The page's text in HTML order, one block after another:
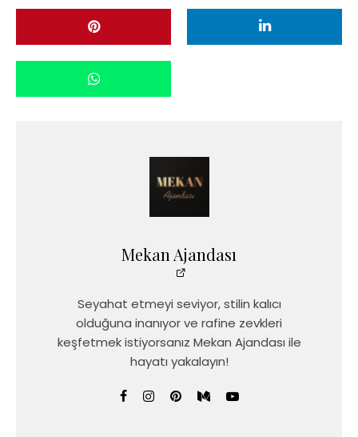
Mekan Ajandası
Seyahat etmeyi seviyor, stilin kalıcı
olduğuna inanıyor ve rafine zevkleri
keşfetmek istiyorsanız Mekan Ajandası ile
hayatı yakalayın!